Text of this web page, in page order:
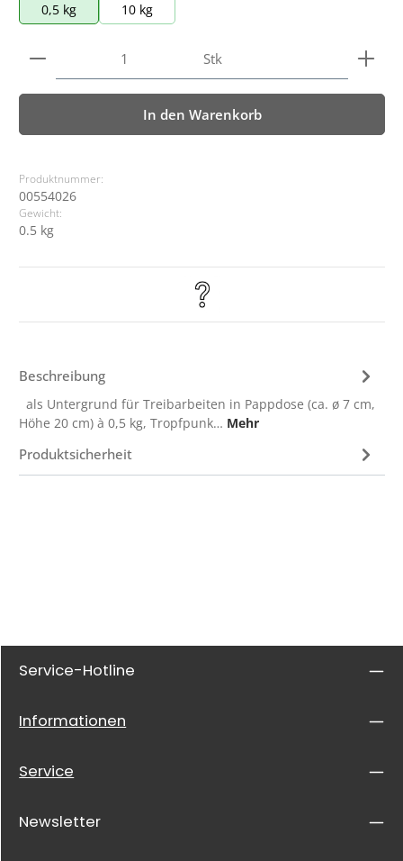
0,5 kg 10 kg
Produkt Anzahl: Gib den gewünschten Wert ein
Stk
In den Warenkorb
Produktnummer:
00554026
Gewicht:
0.5 kg
Beschreibung
als Untergrund für Treibarbeiten in Pappdose (ca. ø 7 cm,
Höhe 20 cm) à 0,5 kg, Tropfpunk… Mehr
Produktsicherheit
Service-Hotline
Informationen
Service
Newsletter